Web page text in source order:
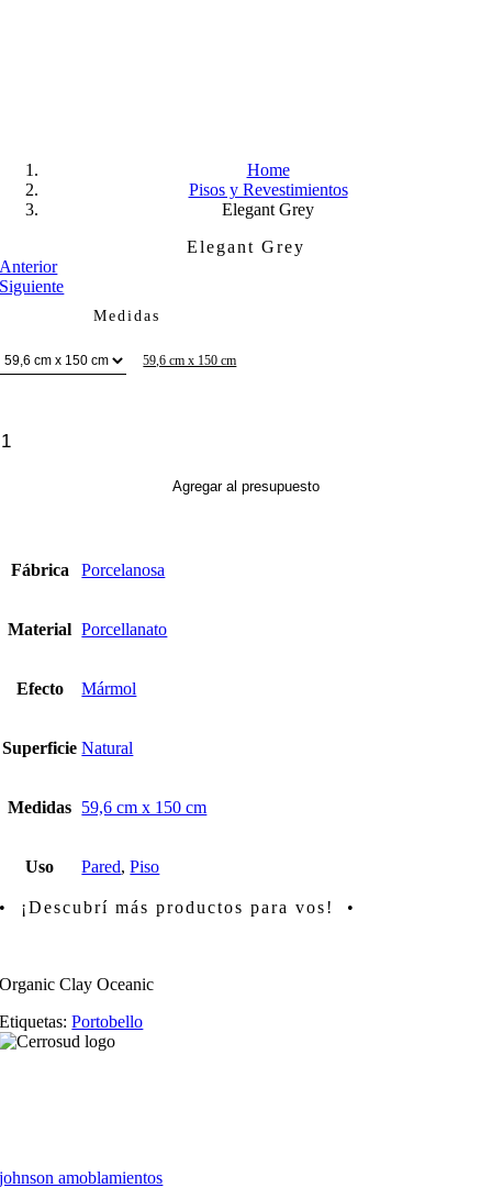
Home
Pisos y Revestimientos
Elegant Grey
Elegant Grey
Anterior
Siguiente
Medidas
59,6 cm x 150 cm
Agregar al presupuesto
Fábrica Porcelanosa
Material Porcellanato
Efecto Mármol
Superficie Natural
Medidas 59,6 cm x 150 cm
Uso Pared,Piso
• ¡Descubrí más productos para vos! •
Organic Clay Oceanic
Etiquetas:Portobello
johnson amoblamientos